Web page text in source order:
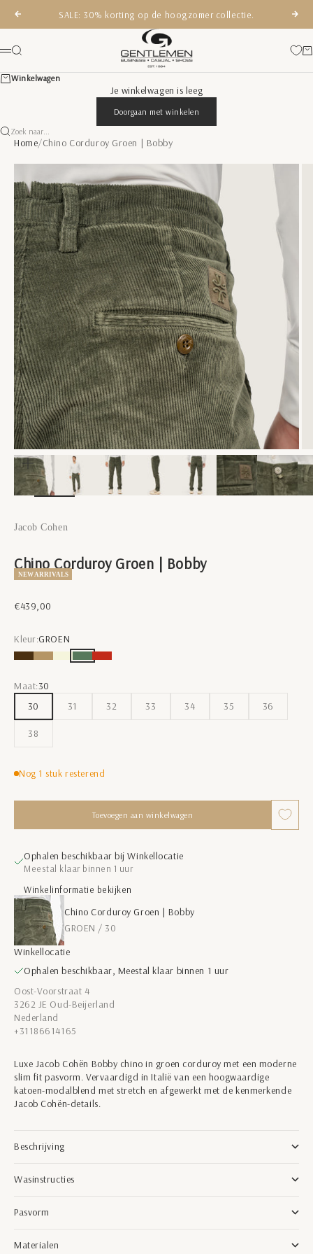
Vorige
SALE: 30% korting op de hoogzomer collectie.
Gentlemen Mode
Menu
Zoeken
Winkelwagen
Je winkelwagen is leeg
Doorgaan met winkelen
Zoek naar...
Home/Chino Corduroy Groen | Bobby
In-/uitzoomen
Jacob Cohen
Chino Corduroy Groen | Bobby
NEW ARRIVALS
Aanbiedingsprijs
€439,00
Kleur:GROEN
DONKER BRUIN
MIDDELBRUIN
BEIGEGROENROOD
Maat:30
30
31 32 33 34 35 36
38
Nog 1 stuk resterend
Toevoegen aan winkelwagen
Ophalen beschikbaar bij Winkellocatie
Meestal klaar binnen 1 uur
Winkelinformatie bekijken
Chino Corduroy Groen | Bobby
GROEN / 30
Winkellocatie
Ophalen beschikbaar, Meestal klaar binnen 1 uur
Oost-Voorstraat 4
3262 JE Oud-Beijerland
Nederland
+31186614165
Luxe Jacob Cohën Bobby chino in groen corduroy met een moderne
slim fit pasvorm. Vervaardigd in Italië van een hoogwaardige
katoen-modalblend met stretch en afgewerkt met de kenmerkende
Jacob Cohën-details.
Beschrijving
Wasinstructies
Pasvorm
Materialen